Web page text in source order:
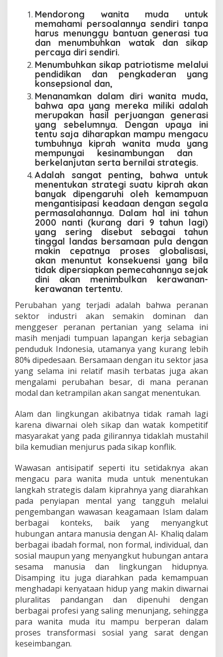
Mendorong wanita muda untuk
memahami persoalannya sendiri tanpa
harus menunggu bantuan generasi tua
dan menumbuhkan watak dan sikap
percaya diri sendiri.
Menumbuhkan sikap patriotisme melalui
pendidikan dan pengkaderan yang
konsepsional dan,
Menanamkan dalam diri wanita muda,
bahwa apa yang mereka miliki adalah
merupakan hasil perjuangan generasi
yang sebelumnya. Dengan upaya ini
tentu saja diharapkan mampu mengacu
tumbuhnya kiprah wanita muda yang
mempunyai kesinambungan dan
berkelanjutan serta bernilai strategis.
Adalah sangat penting, bahwa untuk
menentukan strategi suatu kiprah akan
banyak dipengaruhi oleh kemampuan
mengantisipasi keadaan dengan segala
permasalahannya. Dalam hal ini tahun
2000 nanti (kurang dari 9 tahun lagi)
yang sering disebut sebagai tahun
tinggal landas bersamaan pula dengan
makin cepatnya proses globalisasi,
akan menuntut konsekuensi yang bila
tidak dipersiapkan pemecahannya sejak
dini akan menimbulkan kerawanan-
kerawanan tertentu.
Perubahan yang terjadi adalah bahwa peranan
sektor industri akan semakin dominan dan
menggeser peranan pertanian yang selama ini
masih menjadi tumpuan lapangan kerja sebagian
penduduk Indonesia, utamanya yang kurang lebih
80% dipedesaan. Bersamaan dengan itu sektor jasa
yang selama ini relatif masih terbatas juga akan
mengalami perubahan besar, di mana peranan
modal dan ketrampilan akan sangat menentukan.
Alam dan lingkungan akibatnya tidak ramah lagi
karena diwarnai oleh sikap dan watak kompetitif
masyarakat yang pada gilirannya tidaklah mustahil
bila kemudian menjurus pada sikap konflik.
Wawasan antisipatif seperti itu setidaknya akan
mengacu para wanita muda untuk menentukan
langkah strategis dalam kiprahnya yang diarahkan
pada penyiapan mental yang tangguh melalui
pengembangan wawasan keagamaan Islam dalam
berbagai konteks, baik yang menyangkut
hubungan antara manusia dengan Al- Khaliq dalam
berbagai ibadah formal, non formal, individual, dan
sosial maupun yang menyangkut hubungan antara
sesama manusia dan lingkungan hidupnya.
Disamping itu juga diarahkan pada kemampuan
menghadapi kenyataan hidup yang makin diwarnai
pluralitas pandangan dan dipenuhi dengan
berbagai profesi yang saling menunjang, sehingga
para wanita muda itu mampu berperan dalam
proses transformasi sosial yang sarat dengan
keseimbangan.